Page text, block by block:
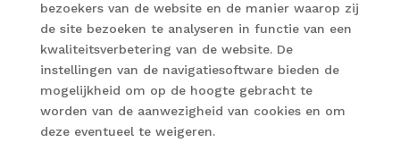
bezoekers van de website en de manier waarop zij
de site bezoeken te analyseren in functie van een
kwaliteitsverbetering van de website. De
instellingen van de navigatiesoftware bieden de
mogelijkheid om op de hoogte gebracht te
worden van de aanwezigheid van cookies en om
deze eventueel te weigeren.